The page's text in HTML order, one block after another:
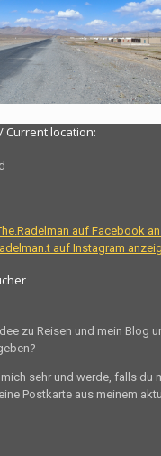
Current location:
auf Facebook
auf Instagram
zu Reisen und mein Blog
sehr und werde, falls du
Postkarte aus meinem